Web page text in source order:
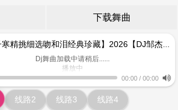
下载舞曲
【周子寒精挑细选吻和泪经典珍藏】2026【DJ邹杰】
Dj舞曲加载中请稍后......
播放中
www.keiqu.com
00:00 / 00:00
线路2 线路3 线路4